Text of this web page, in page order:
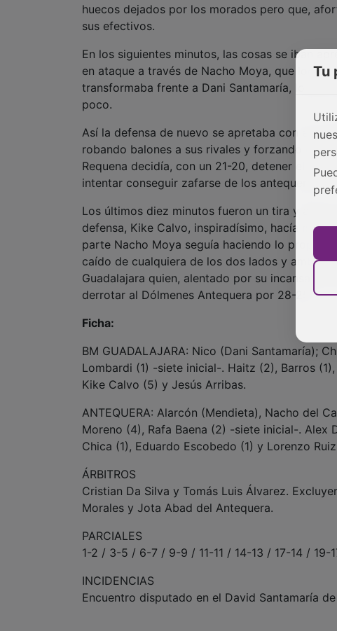
huecos dejados por los morados pero que,
sus efectivos.
En los siguientes minutos, las cosas se iban
en ataque a través de Nacho Moya, que
transformaba frente a Dani Santamaría, lo que
poco.
Así la defensa de nuevo se apretaba con el
robando balones a sus rivales y forzando el
Requena decidía, con un 21-20, detener el
intentar conseguir zafarse de los antequeranos
Los últimos diez minutos fueron un tira y
defensa, Kike Calvo, inspiradísimo, hacía
parte Nacho Moya seguía haciendo lo propio
caído de cualquiera de los dos lados y ambos
Guadalajara quien, alentado por su
derrotar al Dólmenes Antequera por 28-25.
Ficha:
BM GUADALAJARA: Nico (Dani Santamaría);
Lombardi (1) -siete inicial-. Haitz (2), Barros
Kike Calvo (5) y Jesús Arribas.
ANTEQUERA: Alarcón (Mendieta), Nacho del
Moreno (4), Rafa Baena (2) -siete inicial-. Alex
Chica (1), Eduardo Escobedo (1) y Lorenzo
ÁRBITROS
Cristian Da Silva y Tomás Luis Álvarez.
Morales y Jota Abad del Antequera.
PARCIALES
1-2 / 3-5 / 6-7 / 9-9 / 11-11 / 14-13 / 17-14 /
INCIDENCIAS
Encuentro disputado en el David Santamaría
Tu